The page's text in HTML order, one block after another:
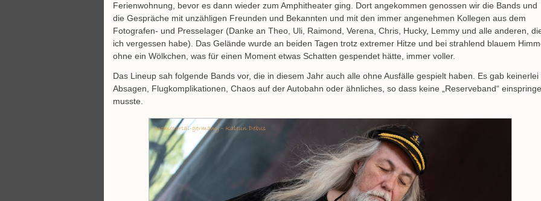
Ferienwohnung, bevor es dann wieder zum Amphitheater ging. Dort angekommen genossen wir die Bands und
die Gespräche mit unzähligen Freunden und Bekannten und mit den immer angenehmen Kollegen aus dem
Fotografen- und Presselager (Danke an Theo, Uli, Raimond, Verena, Chris, Hucky, Lemmy und alle anderen,
ich vergessen habe). Das Gelände wurde an beiden Tagen trotz extremer Hitze und bei strahlend blauem
ohne ein Wölkchen, was für einen Moment etwas Schatten gespendet hätte, immer voller.
Das Lineup sah folgende Bands vor, die in diesem Jahr auch alle ohne Ausfälle gespielt haben. Es gab keinerlei
Absagen, Flugkomplikationen, Chaos auf der Autobahn oder ähnliches, so dass keine „Reserveband“
musste.